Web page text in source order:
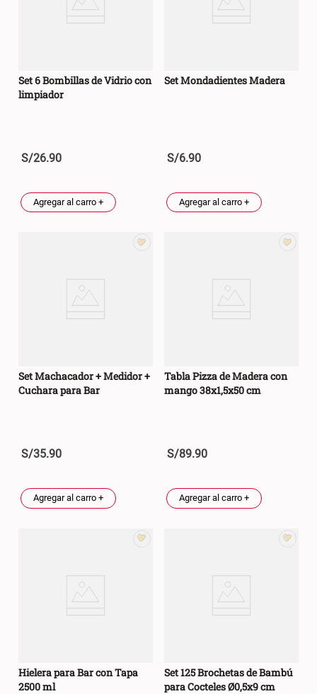
Set 6 Bombillas de Vidrio con
limpiador
S/26.90
Agregar al carro +
Set Mondadientes Madera
S/6.90
Agregar al carro +
Set Machacador + Medidor +
Cuchara para Bar
S/35.90
Agregar al carro +
Tabla Pizza de Madera con
mango 38x1,5x50 cm
S/89.90
Agregar al carro +
Hielera para Bar con Tapa
2500 ml
Set 125 Brochetas de Bambú
para Cocteles Ø0,5x9 cm